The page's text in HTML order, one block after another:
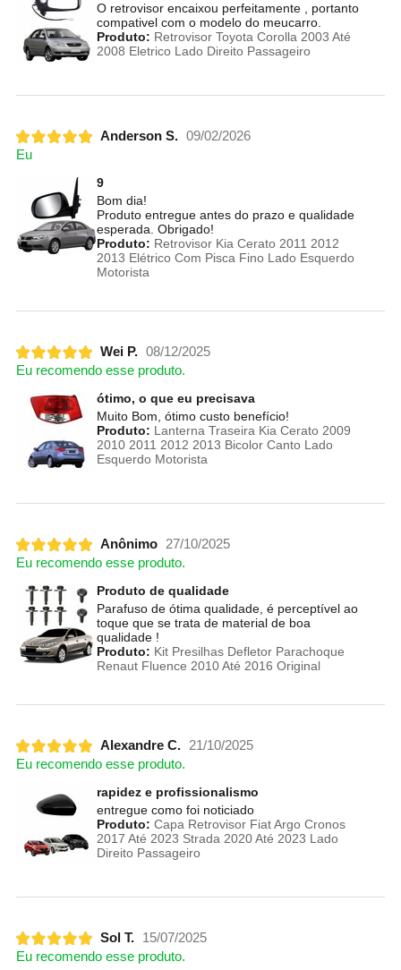
O retrovisor encaixou perfeitamente , portanto
compativel com o modelo do meucarro.
Produto: Retrovisor Toyota Corolla 2003 Até
2008 Eletrico Lado Direito Passageiro
Anderson S. 09/02/2026
Eu
9
Bom dia!
Produto entregue antes do prazo e qualidade
esperada. Obrigado!
Produto: Retrovisor Kia Cerato 2011 2012
2013 Elétrico Com Pisca Fino Lado Esquerdo
Motorista
Wei P. 08/12/2025
Eu recomendo esse produto.
ótimo, o que eu precisava
Muito Bom, ótimo custo benefício!
Produto: Lanterna Traseira Kia Cerato 2009
2010 2011 2012 2013 Bicolor Canto Lado
Esquerdo Motorista
Anônimo
27/10/2025
Eu recomendo esse produto.
Produto de qualidade
Parafuso de ótima qualidade, é perceptível ao
toque que se trata de material de boa
qualidade !
Produto: Kit Presilhas Defletor Parachoque
Renaut Fluence 2010 Até 2016 Original
Alexandre C.
21/10/2025
Eu recomendo esse produto.
rapidez e profissionalismo
entregue como foi noticiado
Produto: Capa Retrovisor Fiat Argo Cronos
2017 Até 2023 Strada 2020 Até 2023 Lado
Direito Passageiro
Sol T.
15/07/2025
Eu recomendo esse produto.